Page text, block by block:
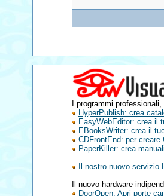
I programmi
HyperPublish: crea
EasyWebEditor: crea il
EBooksWriter: crea il
CDFrontEnd: per
PaperKiller: crea
Il nostro nuovo
Il nuovo hardware
DoorOpen: Apri porte